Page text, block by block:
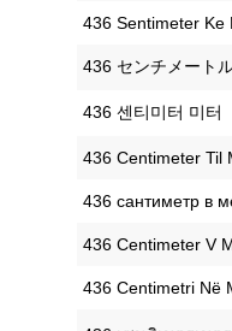
‎436 Sentimeter Ke
‎436 センチメート
‎436 센티미터 미터
‎436 Centimeter Til
‎436 сантиметр в
‎436 Centimeter V
‎436 Centimetri Në